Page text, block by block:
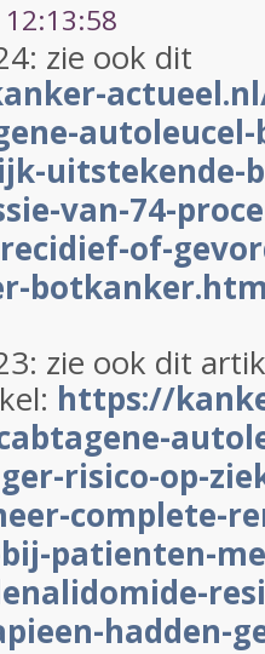
zie ook dit
uitstekende-
van-74-
of-
zie ook dit
https://
risico-op-
complete-
patienten-
hadden-